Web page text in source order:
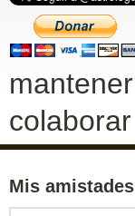
Mis amistades